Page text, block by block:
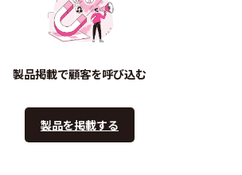
製品掲載で顧客を呼び込む
製品を掲載する